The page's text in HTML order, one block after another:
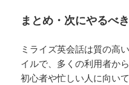
まとめ・次にやるべ
ミライズ英会話は質の高
イルで、多くの利用者か
初心者や忙しい人に向い